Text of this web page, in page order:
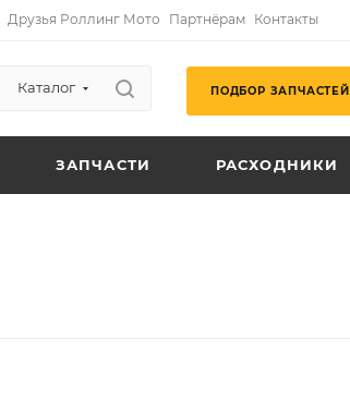
Друзья Роллинг Мото Партнёрам Контакты
Каталог ПОДБОР ЗАПЧАСТЕЙ
ЗАПЧАСТИ РАСХОДНИКИ